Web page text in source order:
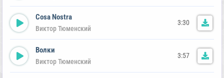
Cosa Nostra
Виктор Тюменский
3:30
Волки
Виктор Тюменский
3:57